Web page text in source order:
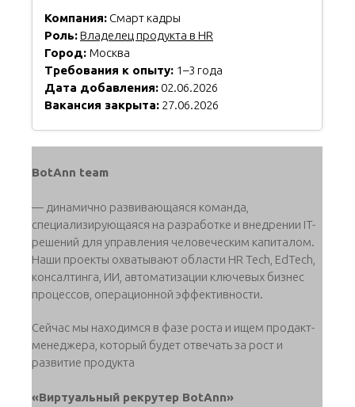
Компания: Смарт кадры
Роль:Владелец продукта в HR
Город: Москва
Требования к опыту: 1–3 года
Дата добавления: 02.06.2026
Вакансия закрыта: 27.06.2026
BotAnn team
— динамично развивающаяся команда,
специализирующаяся на разработке и внедрении IT-
решений для управления человеческим капиталом.
Наши проекты охватывают области HR Tech, EdTech,
консалтинга, ИИ, автоматизации ключевых бизнес
процессов, операционной эффективности.
Сейчас мы находимся в фазе роста и ищем продакт-
менеджера, который будет отвечать за рост и
развитие продукта
«Виртуальный рекрутер BotAnn»